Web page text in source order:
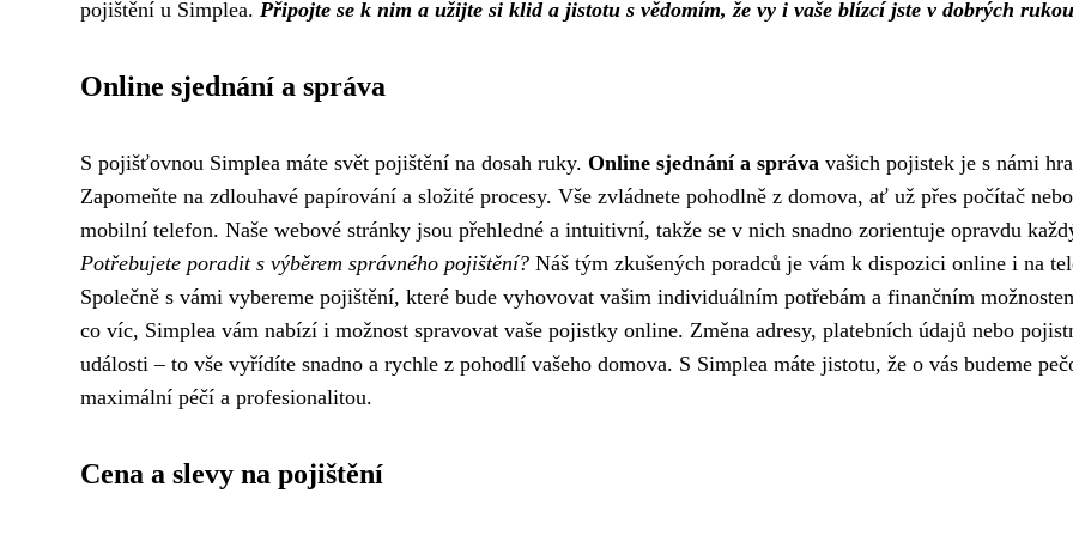
pojištění u Simplea. Připojte se k nim a užijte si klid a jistotu s vědomím, že vy i vaše blízcí jste v dobrých
Online sjednání a správa
S pojišťovnou Simplea máte svět pojištění na dosah ruky. Online sjednání a správa vašich pojistek je s námi
Zapomeňte na zdlouhavé papírování a složité procesy. Vše zvládnete pohodlně z domova, ať už přes počítač nebo
mobilní telefon. Naše webové stránky jsou přehledné a intuitivní, takže se v nich snadno zorientuje opravdu
Potřebujete poradit s výběrem správného pojištění? Náš tým zkušených poradců je vám k dispozici online i na
Společně s vámi vybereme pojištění, které bude vyhovovat vašim individuálním potřebám a finančním
co víc, Simplea vám nabízí i možnost spravovat vaše pojistky online. Změna adresy, platebních údajů nebo
události – to vše vyřídíte snadno a rychle z pohodlí vašeho domova. S Simplea máte jistotu, že o vás budeme
maximální péčí a profesionalitou.
Cena a slevy na pojištění